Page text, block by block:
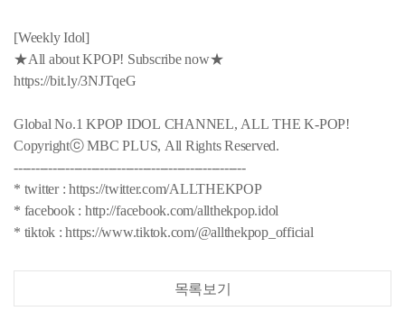
[Weekly Idol]
★All about KPOP! Subscribe now★
https://bit.ly/3NJTqeG
Global No.1 KPOP IDOL CHANNEL, ALL THE K-POP!
Copyrightⓒ MBC PLUS, All Rights Reserved.
------------------------------------------------------
* twitter : https://twitter.com/ALLTHEKPOP
* facebook : http://facebook.com/allthekpop.idol
* tiktok : https://www.tiktok.com/@allthekpop_official
목록보기